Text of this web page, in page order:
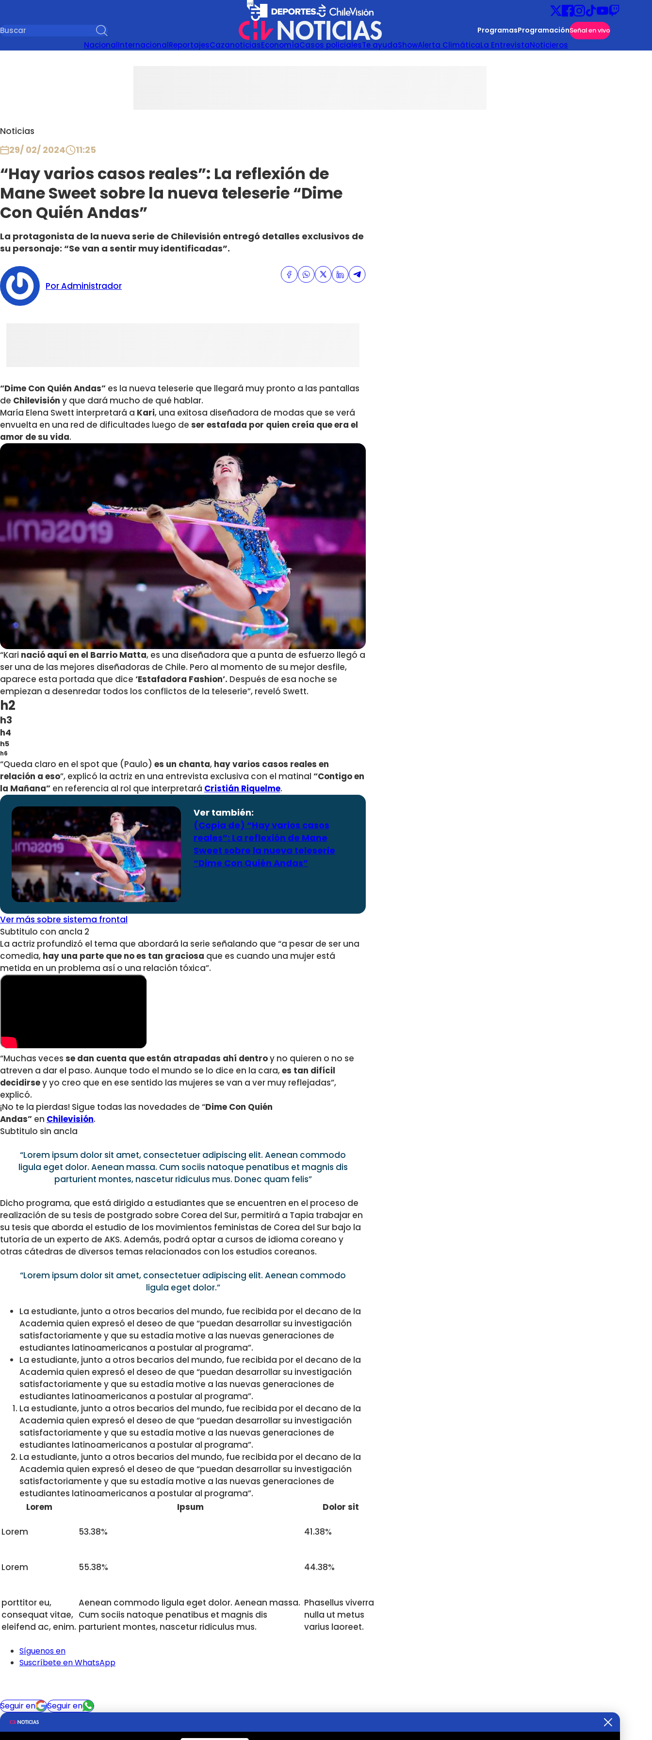
ProgramasProgramaciónSeñal en vivo
NacionalInternacionalReportajesCazanoticiasEconomíaCasos policialesTe ayudaShowAlerta ClimáticaLa EntrevistaNoticieros
Noticias
29/ 02/ 2024 11:25
“Hay varios casos reales”: La reflexión de
Mane Sweet sobre la nueva teleserie “Dime
Con Quién Andas”
La protagonista de la nueva serie de Chilevisión entregó detalles exclusivos de
su personaje: “Se van a sentir muy identificadas”.
Por Administrador
“Dime Con Quién Andas” es la nueva teleserie que llegará muy pronto a las pantallas
de Chilevisión y que dará mucho de qué hablar.
María Elena Swett interpretará a Kari, una exitosa diseñadora de modas que se verá
envuelta en una red de dificultades luego de ser estafada por quien creía que era el
amor de su vida.
“Kari nació aquí en el Barrio Matta, es una diseñadora que a punta de esfuerzo llegó a
ser una de las mejores diseñadoras de Chile. Pero al momento de su mejor desfile,
aparece esta portada que dice ‘Estafadora Fashion’. Después de esa noche se
empiezan a desenredar todos los conflictos de la teleserie”, reveló Swett.
h2
h3
h4
h5
h6
“Queda claro en el spot que (Paulo) es un chanta, hay varios casos reales en
relación a eso”, explicó la actriz en una entrevista exclusiva con el matinal “Contigo en
la Mañana” en referencia al rol que interpretará Cristián Riquelme.
Ver también:
(Copia de) “Hay varios casos
reales”: La reflexión de Mane
Sweet sobre la nueva teleserie
“Dime Con Quién Andas”
Ver más sobre sistema frontal
Subtitulo con ancla 2
La actriz profundizó el tema que abordará la serie señalando que “a pesar de ser una
comedia, hay una parte que no es tan graciosa que es cuando una mujer está
metida en un problema así o una relación tóxica”.
“Muchas veces se dan cuenta que están atrapadas ahí dentroy no quieren o no se
atreven a dar el paso. Aunque todo el mundo se lo dice en la cara,es tan difícil
decidirsey yo creo que en ese sentido las mujeres se van a ver muy reflejadas”,
explicó.
¡No te la pierdas! Sigue todas las novedades de “Dime Con Quién
Andas” en Chilevisión.
Subtitulo sin ancla
“Lorem ipsum dolor sit amet, consectetuer adipiscing elit. Aenean commodo
ligula eget dolor. Aenean massa. Cum sociis natoque penatibus et magnis dis
parturient montes, nascetur ridiculus mus. Donec quam felis”
Dicho programa, que está dirigido a estudiantes que se encuentren en el proceso de
realización de su tesis de postgrado sobre Corea del Sur, permitirá a Tapia trabajar en
su tesis que aborda el estudio de los movimientos feministas de Corea del Sur bajo la
tutoría de un experto de AKS. Además, podrá optar a cursos de idioma coreano y
otras cátedras de diversos temas relacionados con los estudios coreanos.
“Lorem ipsum dolor sit amet, consectetuer adipiscing elit. Aenean commodo
ligula eget dolor.”
La estudiante, junto a otros becarios del mundo, fue recibida por el decano de la
Academia quien expresó el deseo de que “puedan desarrollar su investigación
satisfactoriamente y que su estadía motive a las nuevas generaciones de
estudiantes latinoamericanos a postular al programa”.
La estudiante, junto a otros becarios del mundo, fue recibida por el decano de la
Academia quien expresó el deseo de que “puedan desarrollar su investigación
satisfactoriamente y que su estadía motive a las nuevas generaciones de
estudiantes latinoamericanos a postular al programa”.
La estudiante, junto a otros becarios del mundo, fue recibida por el decano de la
Academia quien expresó el deseo de que “puedan desarrollar su investigación
satisfactoriamente y que su estadía motive a las nuevas generaciones de
estudiantes latinoamericanos a postular al programa”.
La estudiante, junto a otros becarios del mundo, fue recibida por el decano de la
Academia quien expresó el deseo de que “puedan desarrollar su investigación
satisfactoriamente y que su estadía motive a las nuevas generaciones de
estudiantes latinoamericanos a postular al programa”.
Lorem
Ipsum Dolor sit
Lorem 53.38% 41.38%
Lorem 55.38% 44.38%
porttitor eu,
consequat vitae,
eleifend ac, enim.
Aenean commodo ligula eget dolor. Aenean massa.
Cum sociis natoque penatibus et magnis dis
parturient montes, nascetur ridiculus mus.
Phasellus viverra
nulla ut metus
varius laoreet.
Síguenos en
Suscríbete en WhatsApp
Seguir en Seguir en